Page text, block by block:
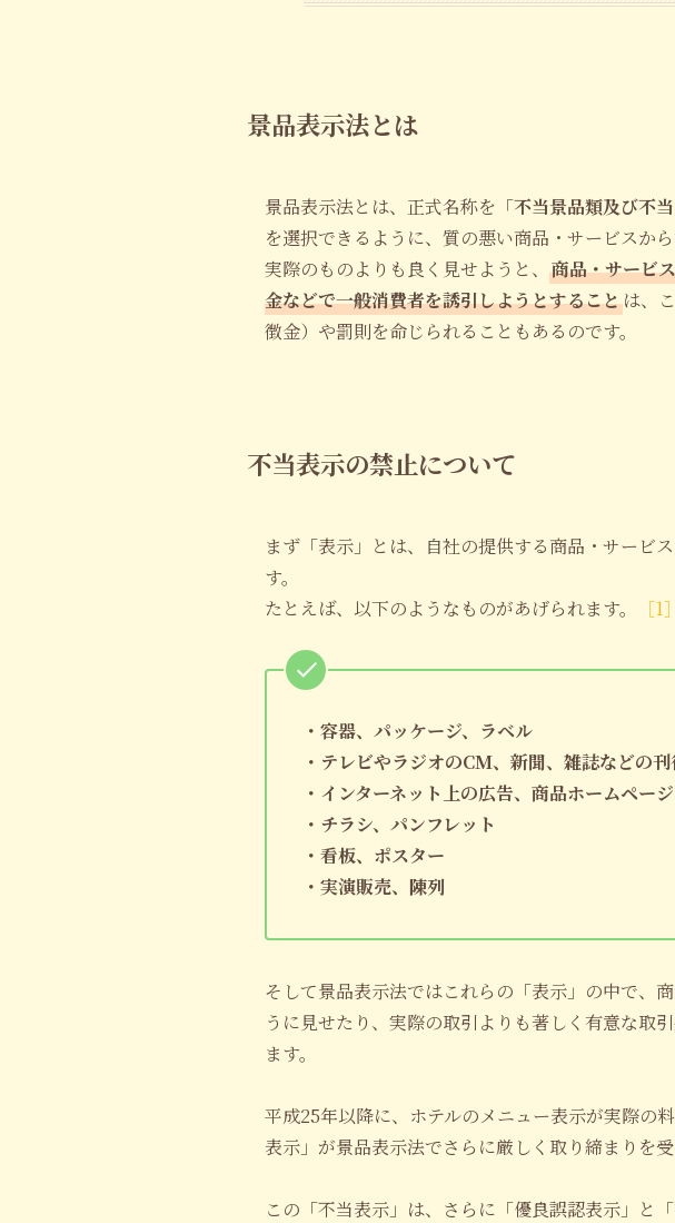
景品表示法とは
景品表示法とは、正式名称を「不当景品類及び不当
を選択できるように、質の悪い商品・サービスか
実際のものよりも良く見せようと、 商品・サービ
金などで一般消費者を誘引しようとすることは、
徴金）や罰則を命じられることもあるのです。
不当表示の禁止について
まず「表示」とは、自社の提供する商品・サービ
す。
たとえば、以下のようなものがあげられます。
［1］
・容器、パッケージ、ラベル
・テレビやラジオのCM、新聞、雑誌などの
・インターネット上の広告、商品ホームページ
・チラシ、パンフレット
・看板、ポスター
・実演販売、陳列
そして景品表示法ではこれらの「表示」の中で、
うに見せたり、実際の取引よりも著しく有意な取
ます。
平成25年以降に、ホテルのメニュー表示が実際の
表示」が景品表示法でさらに厳しく取り締まりを受
この「不当表示」は、さらに「優良誤認表示」と